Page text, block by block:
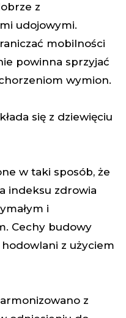
z
udojowymi.
mobilności
powinna sprzyjać
wymion.
się z dziewięciu
w taki sposób, że
indeksu zdrowia
i
Cechy budowy
z użyciem
z